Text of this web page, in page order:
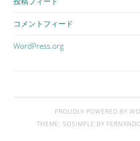
コメントフィード
WordPress.org
PROUDLY POWERED BY
THEME: SOSIMPLE BY